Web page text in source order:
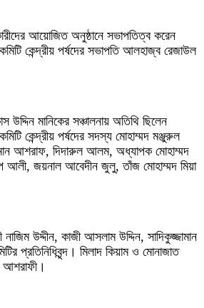
আয়োজিত অনুষ্ঠানে সভাপতিত্ব করেন
কেন্দ্রীয় পর্ষদের সভাপতি আলহাজ্ব রেজাউল
মানিকের সঞ্চালনায় অতিথি ছিলেন
কেন্দ্রীয় পর্ষদের সদস্য মোহাম্মদ মঞ্জুরুল
আশরাফ, দিদারুল আলম, অধ্যাপক মোহাম্মদ
আলী, জয়নাল আবেদীন জুলু, তাঁজ মোহাম্মদ মিয়া
উদ্দীন, কাজী আসলাম উদ্দিন, সাদিকুজ্জামান
প্রতিনিধিবৃন্দ। মিলাদ কিয়াম ও মোনাজাত
আশরাফী।